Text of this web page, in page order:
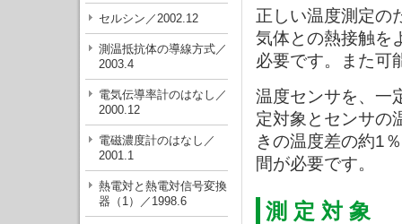
セルシン／2002.12
測温抵抗体の導線方式／
2003.4
電気伝導率計のはなし／
2000.12
電磁濃度計のはなし／
2001.1
熱電対と熱電対信号変換
器（1）／1998.6
正しい温度測定の
気体との熱接触を
必要です。また可
温度センサを、一
定対象とセンサの
きの温度差の約1
間が必要です。
測 定 対 象